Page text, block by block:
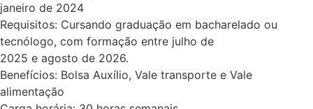
janeiro de 2024
Requisitos: Cursando graduação em bacharelado ou
tecnólogo, com formação entre julho de
2025 e agosto de 2026.
Benefícios: Bolsa Auxílio, Vale transporte e Vale
alimentação